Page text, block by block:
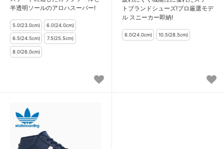
半透明ソールのアロハスーパー!
トブランドシューズ!プロ厳選モデ
ル スニーカー即納!